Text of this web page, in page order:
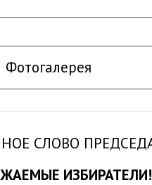
Фотогалерея
СЛОВО
ИЗБИРАТЕЛИ!